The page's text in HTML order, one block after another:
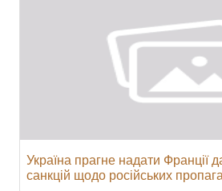
Україна прагне надати Франції
санкцій щодо російських